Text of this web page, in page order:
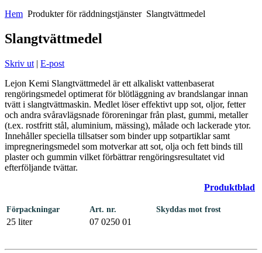
Hem Produkter för räddningstjänster Slangtvättmedel
Slangtvättmedel
Skriv ut | E-post
Lejon Kemi Slangtvättmedel är ett alkaliskt vattenbaserat
rengöringsmedel optimerat för blötläggning av brandslangar innan
tvätt i slangtvättmaskin. Medlet löser effektivt upp sot, oljor, fetter
och andra svåravlägsnade föroreningar från plast, gummi, metaller
(t.ex. rostfritt stål, aluminium, mässing), målade och lackerade ytor.
Innehåller speciella tillsatser som binder upp sotpartiklar samt
impregneringsmedel som motverkar att sot, olja och fett binds till
plaster och gummin vilket förbättrar rengöringsresultatet vid
efterföljande tvättar.
Produktblad
Förpackningar Art. nr. Skyddas mot frost
25 liter 07 0250 01